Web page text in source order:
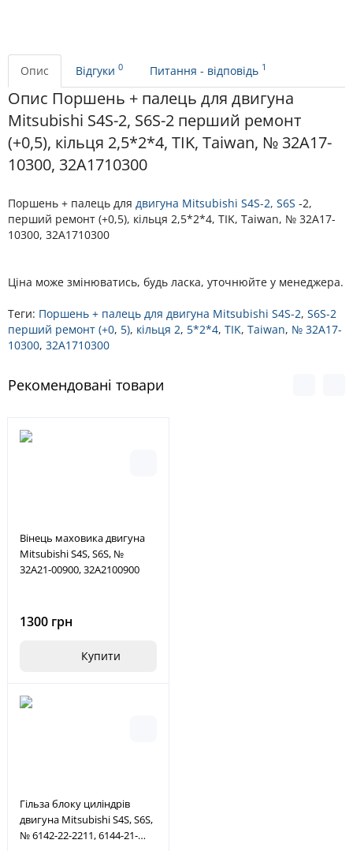
Опис Відгуки 0 Питання - відповідь 1
Опис Поршень + палець для двигуна
Mitsubishi S4S-2, S6S-2 перший ремонт
(+0,5), кільця 2,5*2*4, TIK, Taiwan, № 32A17-
10300, 32A1710300
Поршень + палець для двигуна Mitsubishi S4S-2, S6S -2,
перший ремонт (+0,5), кільця 2,5*2*4, TIK, Taiwan, № 32A17-
10300, 32A1710300
Ціна може змінюватись, будь ласка, уточнюйте у менеджера.
Теги: Поршень + палець для двигуна Mitsubishi S4S-2, S6S-2
перший ремонт (+0, 5), кільця 2, 5*2*4, TIK, Taiwan, № 32A17-
10300, 32A1710300
Рекомендовані товари
Вінець маховика двигуна
Mitsubishi S4S, S6S, №
32A21-00900, 32A2100900
1300 грн
Купити
Гільза блоку циліндрів
двигуна Mitsubishi S4S, S6S,
№ 6142-22-2211, 6144-21-